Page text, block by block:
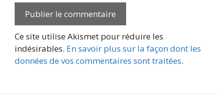
Ce site utilise Akismet pour réduire les
indésirables. En savoir plus sur la façon dont les
données de vos commentaires sont traitées.